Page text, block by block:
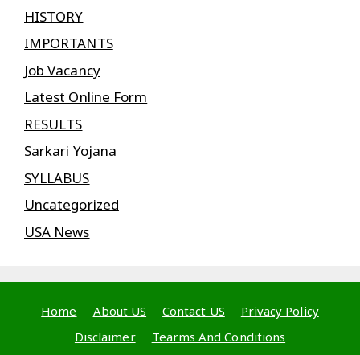
HISTORY
IMPORTANTS
Job Vacancy
Latest Online Form
RESULTS
Sarkari Yojana
SYLLABUS
Uncategorized
USA News
Home About US Contact US
Privacy Policy
Disclaimer
Tearms And Conditions